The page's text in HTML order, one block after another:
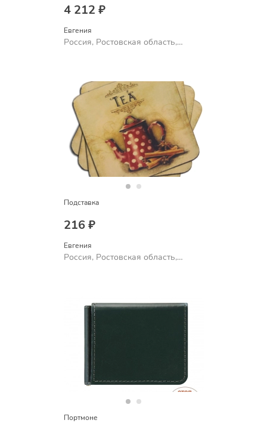
4 212 ₽
Евгения
Россия, Ростовская область,
Подставка
216 ₽
Евгения
Россия, Ростовская область,
Портмоне